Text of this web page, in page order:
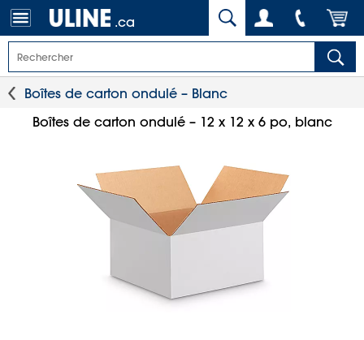
.ca
Boîtes de carton ondulé – Blanc
Boîtes de carton ondulé – 12 x 12 x 6 po, blanc